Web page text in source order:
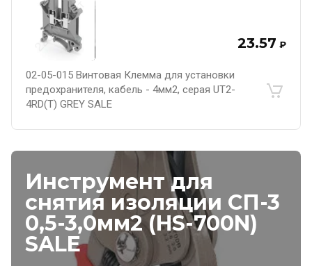
23.57 ₽
02-05-015 Винтовая Клемма для установки
предохранителя, кабель - 4мм2, серая UT2-
4RD(T) GREY SALE
Инструмент для
снятия изоляции СП-3
0,5-3,0мм2 (HS-700N)
SALE